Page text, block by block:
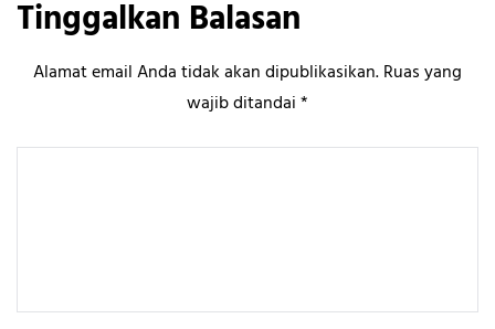
Tinggalkan Balasan
Alamat email Anda tidak akan dipublikasikan.Ruas yang
wajib ditandai*